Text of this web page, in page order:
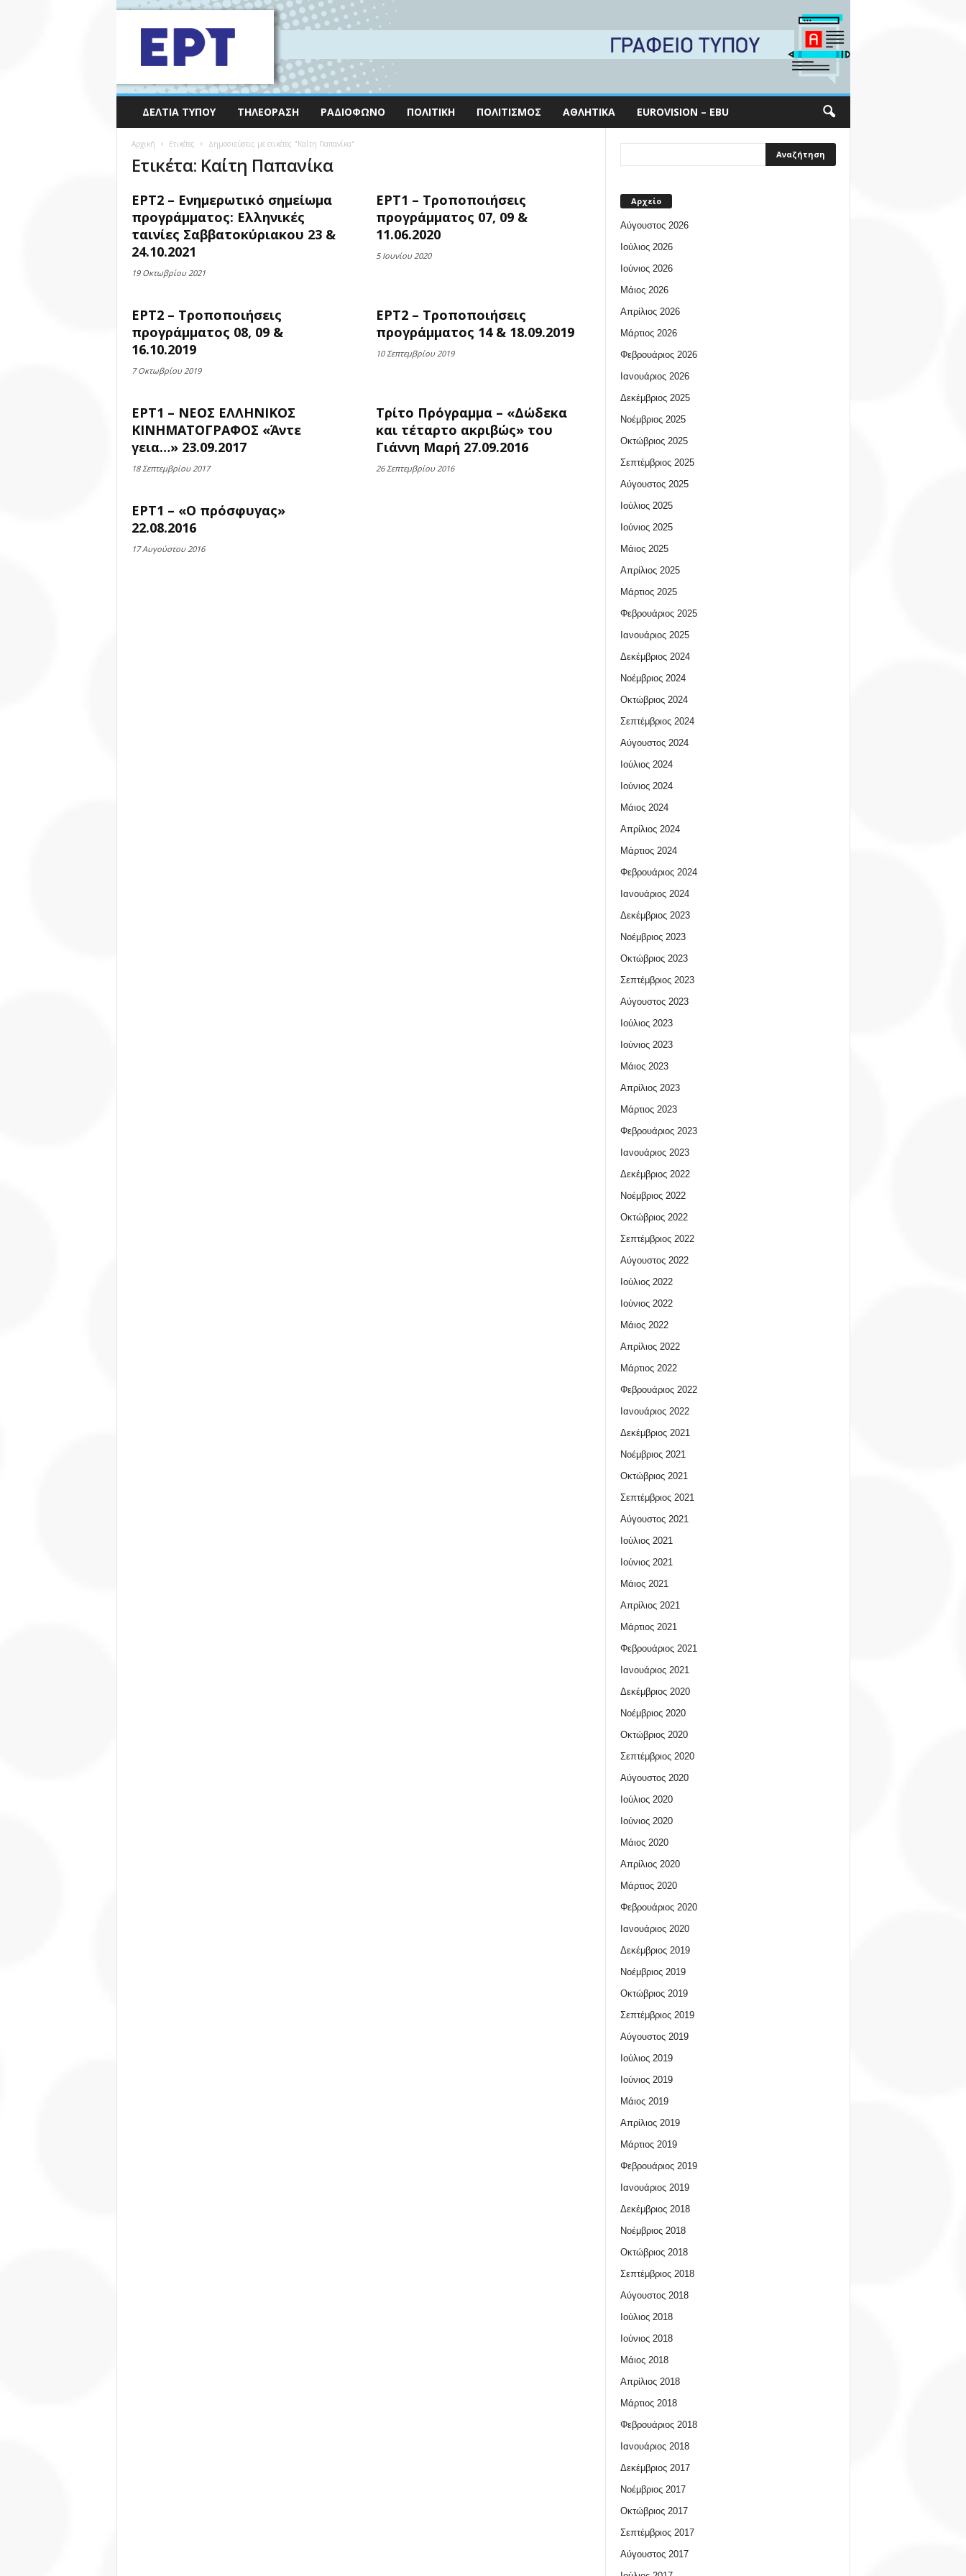
ΔΕΛΤΊΑ ΤΎΠΟΥ ΤΗΛΕΌΡΑΣΗ ΡΑΔΙΌΦΩΝΟ ΠΟΛΙΤΙΚΉ ΠΟΛΙΤΙΣΜΌΣ ΑΘΛΗΤΙΚΆ EUROVISION – EBU
Αρχική Ετικέτες Δημοσιεύσεις με ετικέτες "Καίτη Παπανίκα"
Ετικέτα: Καίτη Παπανίκα
ΕΡΤ2 – Ενημερωτικό σημείωμα
προγράμματος: Ελληνικές
ταινίες Σαββατοκύριακου 23 &
24.10.2021
19 Οκτωβρίου 2021
ΕΡΤ1 – Τροποποιήσεις
προγράμματος 07, 09 &
11.06.2020
5 Ιουνίου 2020
ΕΡΤ2 – Τροποποιήσεις
προγράμματος 08, 09 &
16.10.2019
7 Οκτωβρίου 2019
ΕΡΤ2 – Τροποποιήσεις
προγράμματος 14 & 18.09.2019
10 Σεπτεμβρίου 2019
ΕΡΤ1 – ΝΕΟΣ ΕΛΛΗΝΙΚΟΣ
ΚΙΝΗΜΑΤΟΓΡΑΦΟΣ «Άντε
γεια…» 23.09.2017
18 Σεπτεμβρίου 2017
Τρίτο Πρόγραμμα – «Δώδεκα
και τέταρτο ακριβώς» του
Γιάννη Μαρή 27.09.2016
26 Σεπτεμβρίου 2016
ΕΡΤ1 – «Ο πρόσφυγας»
22.08.2016
17 Αυγούστου 2016
Αρχείο
Αύγουστος 2026
Ιούλιος 2026
Ιούνιος 2026
Μάιος 2026
Απρίλιος 2026
Μάρτιος 2026
Φεβρουάριος 2026
Ιανουάριος 2026
Δεκέμβριος 2025
Νοέμβριος 2025
Οκτώβριος 2025
Σεπτέμβριος 2025
Αύγουστος 2025
Ιούλιος 2025
Ιούνιος 2025
Μάιος 2025
Απρίλιος 2025
Μάρτιος 2025
Φεβρουάριος 2025
Ιανουάριος 2025
Δεκέμβριος 2024
Νοέμβριος 2024
Οκτώβριος 2024
Σεπτέμβριος 2024
Αύγουστος 2024
Ιούλιος 2024
Ιούνιος 2024
Μάιος 2024
Απρίλιος 2024
Μάρτιος 2024
Φεβρουάριος 2024
Ιανουάριος 2024
Δεκέμβριος 2023
Νοέμβριος 2023
Οκτώβριος 2023
Σεπτέμβριος 2023
Αύγουστος 2023
Ιούλιος 2023
Ιούνιος 2023
Μάιος 2023
Απρίλιος 2023
Μάρτιος 2023
Φεβρουάριος 2023
Ιανουάριος 2023
Δεκέμβριος 2022
Νοέμβριος 2022
Οκτώβριος 2022
Σεπτέμβριος 2022
Αύγουστος 2022
Ιούλιος 2022
Ιούνιος 2022
Μάιος 2022
Απρίλιος 2022
Μάρτιος 2022
Φεβρουάριος 2022
Ιανουάριος 2022
Δεκέμβριος 2021
Νοέμβριος 2021
Οκτώβριος 2021
Σεπτέμβριος 2021
Αύγουστος 2021
Ιούλιος 2021
Ιούνιος 2021
Μάιος 2021
Απρίλιος 2021
Μάρτιος 2021
Φεβρουάριος 2021
Ιανουάριος 2021
Δεκέμβριος 2020
Νοέμβριος 2020
Οκτώβριος 2020
Σεπτέμβριος 2020
Αύγουστος 2020
Ιούλιος 2020
Ιούνιος 2020
Μάιος 2020
Απρίλιος 2020
Μάρτιος 2020
Φεβρουάριος 2020
Ιανουάριος 2020
Δεκέμβριος 2019
Νοέμβριος 2019
Οκτώβριος 2019
Σεπτέμβριος 2019
Αύγουστος 2019
Ιούλιος 2019
Ιούνιος 2019
Μάιος 2019
Απρίλιος 2019
Μάρτιος 2019
Φεβρουάριος 2019
Ιανουάριος 2019
Δεκέμβριος 2018
Νοέμβριος 2018
Οκτώβριος 2018
Σεπτέμβριος 2018
Αύγουστος 2018
Ιούλιος 2018
Ιούνιος 2018
Μάιος 2018
Απρίλιος 2018
Μάρτιος 2018
Φεβρουάριος 2018
Ιανουάριος 2018
Δεκέμβριος 2017
Νοέμβριος 2017
Οκτώβριος 2017
Σεπτέμβριος 2017
Αύγουστος 2017